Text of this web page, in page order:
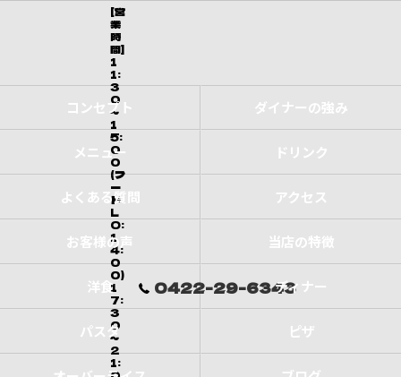
0422-29-6343
[営
業
時
間]
1
1:
3
0
～
1
5:
0
0
(フ
ー
ド
L
O:
1
4:
0
0)
1
7:
3
0
～
2
1:
コンセプト ダイナーの強み
メニュー ドリンク
よくある質問 アクセス
お客様の声 当店の特徴
洋食 ディナー
パスタ ピザ